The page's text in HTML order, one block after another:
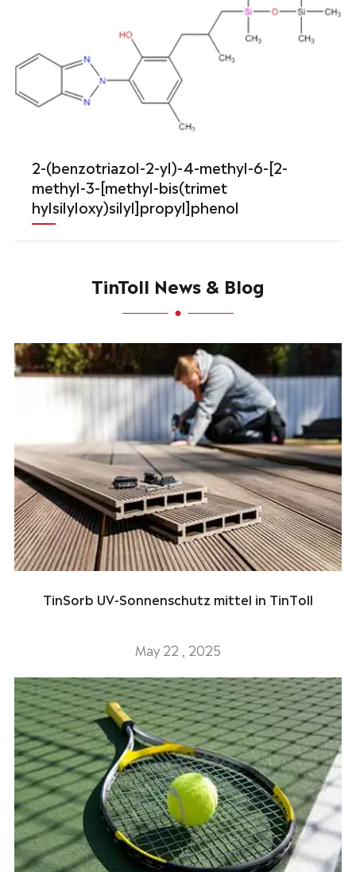
2-(benzotriazol-2-yl)-4-methyl-6-[2-
methyl-3-[methyl-bis(trimet
hylsilyloxy)silyl]propyl]phenol
TinToll News & Blog
TinSorb UV-Sonnenschutz mittel in TinToll
May 22 , 2025